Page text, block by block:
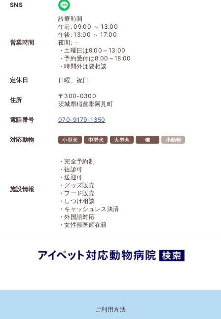
SNS
営業時間
診療時間
午前: 09:00 ～ 13:00
午後: 13:00 ～ 17:00
夜間: －
・土曜日は9:00～13:00
・予約受付は8:00～18:00
・時間外は要相談
定休日
日曜、祝日
住所
〒300-0300
茨城県稲敷郡阿見町
電話番号 070-9179-1350
対応動物 小型犬 中型犬 大型犬 猫 小動物
施設情報
・完全予約制
・往診可
・送迎可
・グッズ販売
・フード販売
・しつけ相談
・キャッシュレス決済
・外国語対応
・女性獣医師在籍
ご利用方法